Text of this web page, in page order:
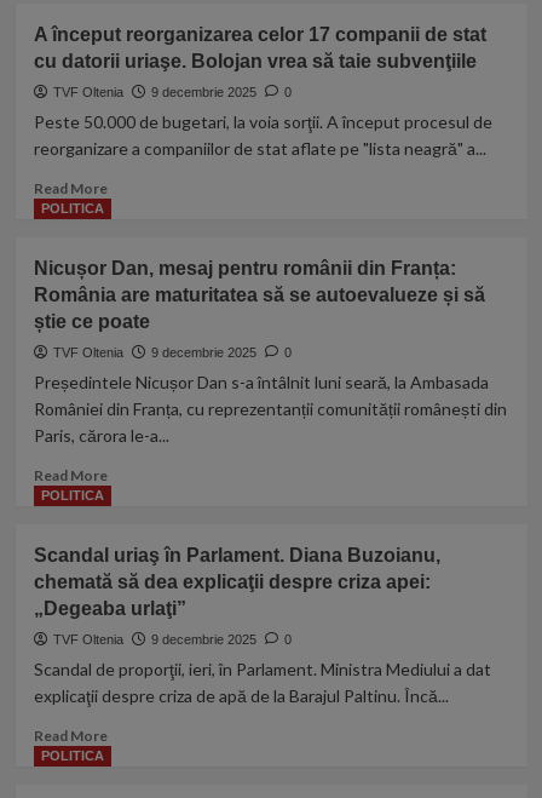
fost
coleg
cu
Nicușor
Bogdan
Chirieac,
premierului
Bolojan
la
ancheta
„Dacă
nu
să-
și
creeze
anticorpii,
politică
are
obligația
intervină”
A început reorganizarea celor 17 companii de stat
cu datorii uriaşe. Bolojan vrea să taie subvenţiile
TVF Oltenia 9 decembrie 2025 0
Peste 50.000 de bugetari, la voia sorţii. A început procesul de
reorganizare a companiilor de stat aflate pe "lista neagră" a...
Read MoreRead
început
reorganizarea
celor
17
de
stat
cu
uriaşe.
Bolojan
să
taie
subvenţiile
POLITICA
Nicușor Dan, mesaj pentru românii din Franța:
România are maturitatea să se autoevalueze și să
știe ce poate
TVF Oltenia 9 decembrie 2025 0
Președintele Nicușor Dan s-a întâlnit luni seară, la Ambasada
României din Franța, cu reprezentanții comunității românești din
Paris, cărora le-a...
Read MoreRead
Dan,
mesaj
pentru
românii
Franța:
România
maturitatea
să
POLITICA
Scandal uriaş în Parlament. Diana Buzoianu,
chemată să dea explicaţii despre criza apei:
„Degeaba urlaţi”
TVF Oltenia 9 decembrie 2025 0
Scandal de proporţii, ieri, în Parlament. Ministra Mediului a dat
explicaţii despre criza de apă de la Barajul Paltinu. Încă...
Read MoreRead
POLITICA